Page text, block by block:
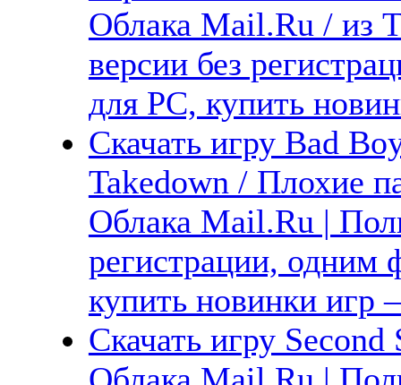
Облака Mail.Ru / из
версии без
для PC, купить
Скачать игру Bad
Takedown / Плохие
Облака Mail.Ru |
регистрации, одним
купить новинки
Скачать игру